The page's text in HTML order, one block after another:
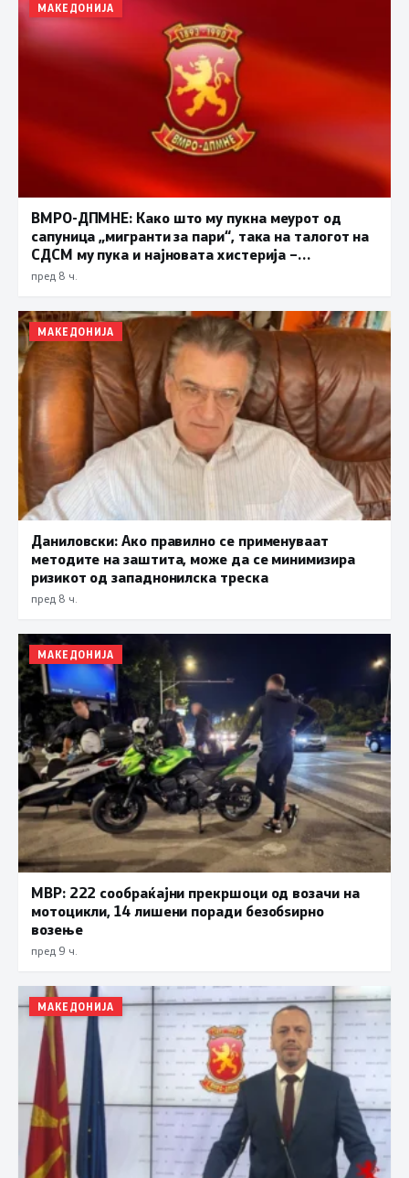
МАКЕДОНИЈА
ВМРО-ДПМНЕ: Како што му пукна меурот од
сапуница „мигранти за пари“, така на талогот на
СДСМ му пука и најновата хистерија –
прифаќање на француски предлог
пред 8 ч.
МАКЕДОНИЈА
Даниловски: Ако правилно се применуваат
методите на заштита, може да се минимизира
ризикот од западнонилска треска
пред 8 ч.
МАКЕДОНИЈА
МВР: 222 сообраќајни прекршоци од возачи на
мотоцикли, 14 лишени поради безобѕирно
возење
пред 9 ч.
МАКЕДОНИЈА